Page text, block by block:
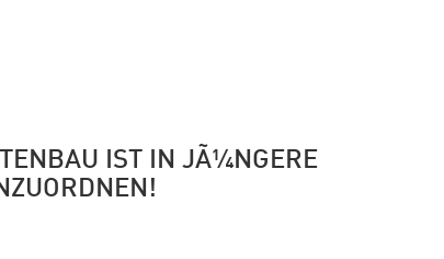
IST IN JÃ¼NGERE